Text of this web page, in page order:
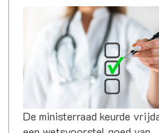
De ministerraad keurde